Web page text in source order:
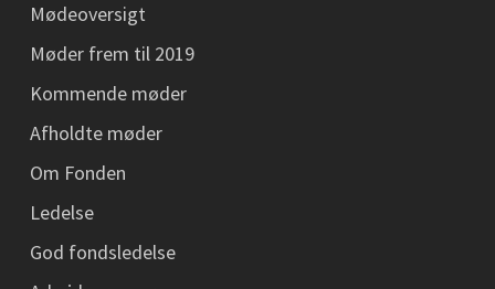
Mødeoversigt
Møder frem til 2019
Kommende møder
Afholdte møder
Om Fonden
Ledelse
God fondsledelse